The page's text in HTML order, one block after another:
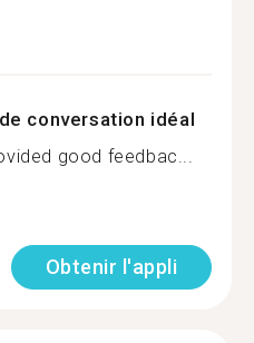
conversation idéal
good feedbac...
Obtenir l'appli